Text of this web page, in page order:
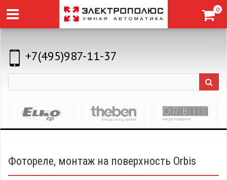
0
+7(495)987-11-37
Фотореле, монтаж на поверхность Orbis